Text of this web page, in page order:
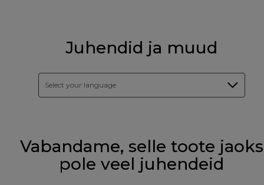
Juhendid ja muud
Select your language
Vabandame, selle toote jaoks
pole veel juhendeid